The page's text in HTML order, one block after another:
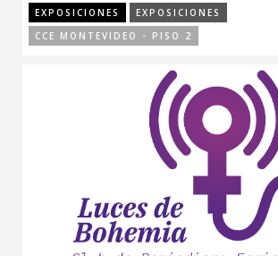
EXPOSICIONES
EXPOSICIONES
CCE MONTEVIDEO - PISO 2